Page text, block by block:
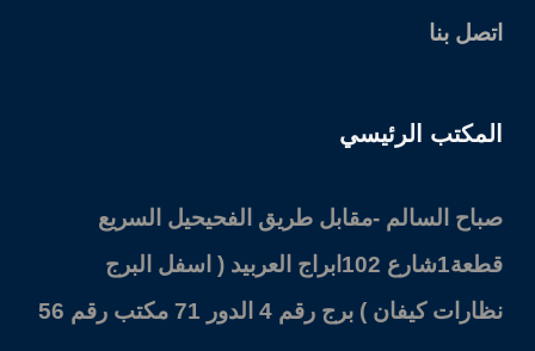
اتصل بنا
المكتب الرئيسي
صباح السالم -مقابل طريق الفحيحيل السريع
قطعة1شارع 102ابراج العربيد ( اسفل البرج
نظارات كيفان ) برج رقم 4 الدور 71 مكتب رقم 56